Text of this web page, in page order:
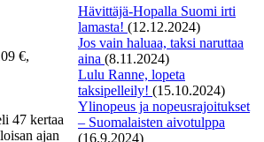
€,
47 kertaa
ajan
Hävittäjä-Hopalla Suomi irti
lamasta! (12.12.2024)
Jos vain haluaa, taksi naruttaa
aina (8.11.2024)
Lulu Ranne, lopeta
taksipelleily! (15.10.2024)
Ylinopeus ja nopeusrajoitukset
– Suomalaisten aivotulppa
(16.9.2024)